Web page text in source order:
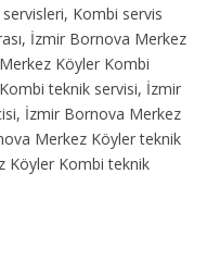
Kombi servis
İzmir Bornova Merkez
Köyler Kombi
teknik servisi, İzmir
İzmir Bornova Merkez
Merkez Köyler teknik
Köyler Kombi teknik